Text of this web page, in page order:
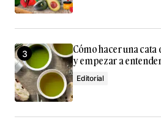
Cómo hacer una cata
y empezar a
Editorial